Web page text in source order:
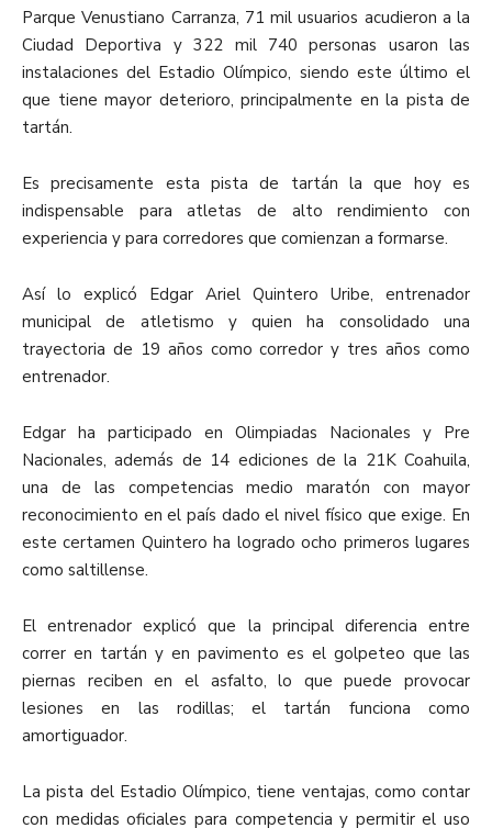
Parque Venustiano Carranza, 71 mil usuarios acudieron a la
Ciudad Deportiva y 322 mil 740 personas usaron las
instalaciones del Estadio Olímpico, siendo este último el
que tiene mayor deterioro, principalmente en la pista de
tartán.
Es precisamente esta pista de tartán la que hoy es
indispensable para atletas de alto rendimiento con
experiencia y para corredores que comienzan a formarse.
Así lo explicó Edgar Ariel Quintero Uribe, entrenador
municipal de atletismo y quien ha consolidado una
trayectoria de 19 años como corredor y tres años como
entrenador.
Edgar ha participado en Olimpiadas Nacionales y Pre
Nacionales, además de 14 ediciones de la 21K Coahuila,
una de las competencias medio maratón con mayor
reconocimiento en el país dado el nivel físico que exige. En
este certamen Quintero ha logrado ocho primeros lugares
como saltillense.
El entrenador explicó que la principal diferencia entre
correr en tartán y en pavimento es el golpeteo que las
piernas reciben en el asfalto, lo que puede provocar
lesiones en las rodillas; el tartán funciona como
amortiguador.
La pista del Estadio Olímpico, tiene ventajas, como contar
con medidas oficiales para competencia y permitir el uso